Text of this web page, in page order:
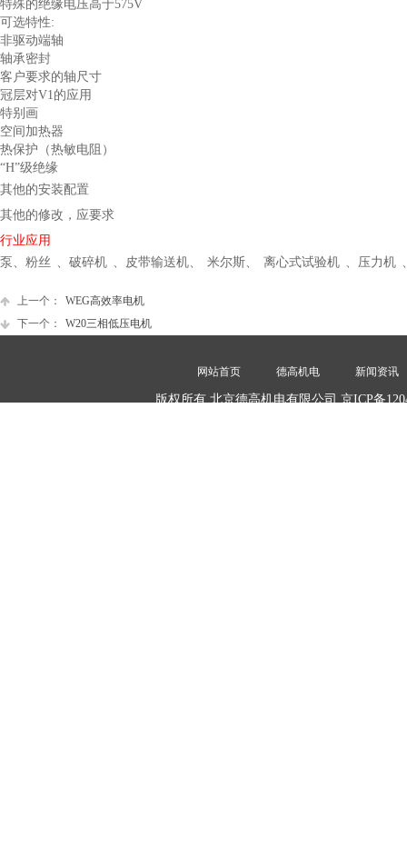
特殊的绝缘电压高于575V
可选特性:
非驱动端轴
轴承密封
客户要求的轴尺寸
冠层对V1的应用
特别画
空间加热器
热保护（热敏电阻）
“H”级绝缘
其他的安装配置
其他的修改，应要求
行业应用
泵、粉丝 、破碎机 、皮带输送机、 米尔斯、 离心式试验机 、压力机
上一个：
WEG高效率电机
下一个：
W20三相低压电机
网站首页 德高机电 新闻资讯
版权所有 北京德高机电有限公司 京ICP备